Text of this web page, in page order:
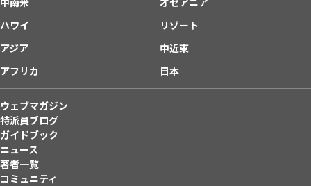
ハワイ
リゾート
アジア
中近東
アフリカ
日本
ウェブマガジン
特派員ブログ
ガイドブック
ニュース
著者一覧
コミュニティ